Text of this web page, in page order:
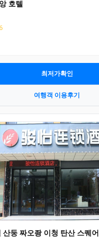
호텔
6
최저가확인
여행객 이용후기
산둥 짜오좡 이청 탄산 스퀘어